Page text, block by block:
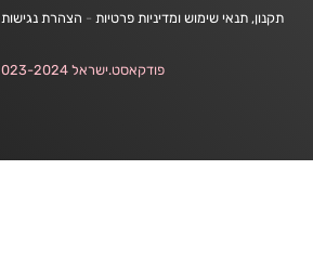
תקנון, תנאי שימוש ומדיניות פרטיות - הצהרת נגישות
פודקאסט.ישראל 2023-2024 ©